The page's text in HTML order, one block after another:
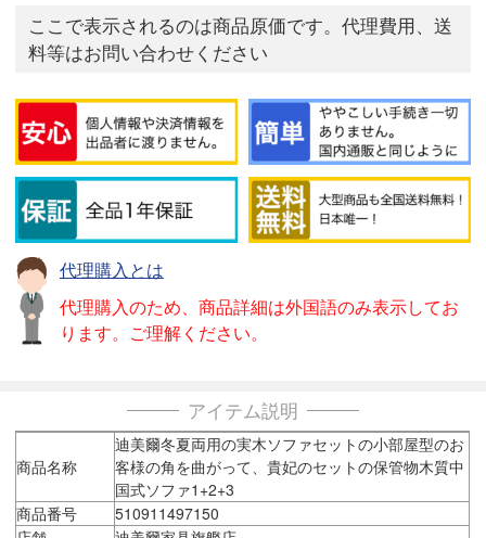
ここで表示されるのは商品原価です。代理費用、送
料等はお問い合わせください
代理購入とは
代理購入のため、商品詳細は外国語のみ表示してお
ります。ご理解ください。
アイテム説明
商品名称
迪美爾冬夏両用の実木ソファセットの小部屋型のお
客様の角を曲がって、貴妃のセットの保管物木質中
国式ソファ1+2+3
商品番号
510911497150